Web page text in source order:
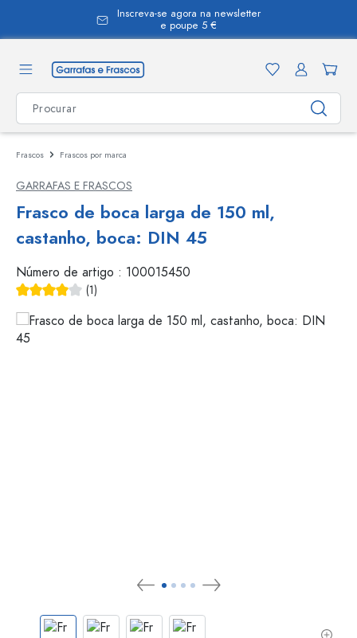
Inscreva-se agora na newsletter
e poupe 5 €
Frascos Frascos por marca
GARRAFAS E FRASCOS
Frasco de boca larga de 150 ml,
castanho, boca: DIN 45
Número de artigo : 100015450
(1)